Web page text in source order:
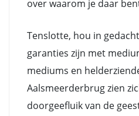
over waarom je daar
Tenslotte, hou in
garanties zijn met
mediums en
Aalsmeerderbrug zien
doorgeefluik van de